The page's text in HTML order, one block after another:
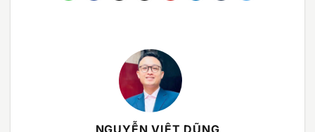
NGUYỄN VIỆT DŨNG